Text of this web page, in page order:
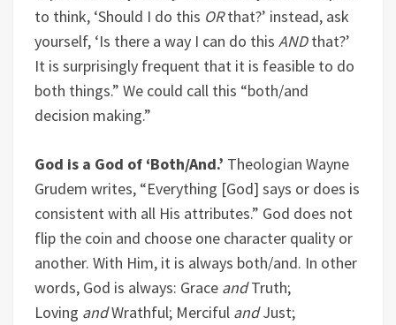
to think, ‘Should I do this ORthat?’ instead, ask
yourself, ‘Is there a way I can do this ANDthat?’
It is surprisingly frequent that it is feasible to do
both things.” We could call this “both/and
decision making.”
God is a God of ‘Both/And.’ Theologian Wayne
Grudem writes, “Everything [God] says or does is
consistent with all His attributes.” God does not
flip the coin and choose one character quality or
another. With Him, it is always both/and. In other
words, God is always: Grace andTruth;
Loving andWrathful; Merciful andJust;